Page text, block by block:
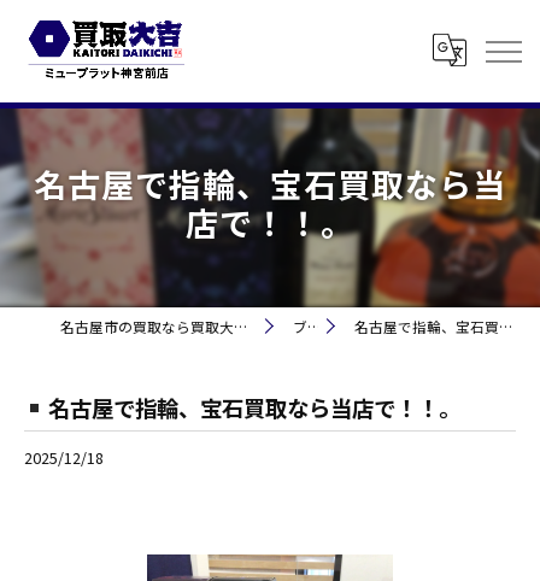
名古屋で指輪、宝石買取なら当
店で！！。
名古屋市の買取なら買取大吉 ミュープラット神宮前 ブログ 名古屋で指輪、宝石買取なら当店で！！。
名古屋で指輪、宝石買取なら当店で！！。
2025/12/18